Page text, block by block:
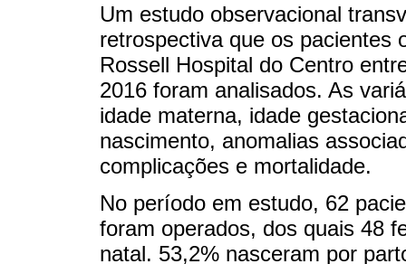
Um estudo observacional
retrospectiva que os pacientes
Rossell Hospital do Centro
2016 foram analisados. As
idade materna, idade
nascimento, anomalias
complicações e mortalidade.
No período em estudo, 62
foram operados, dos quais 48
natal. 53,2% nasceram por